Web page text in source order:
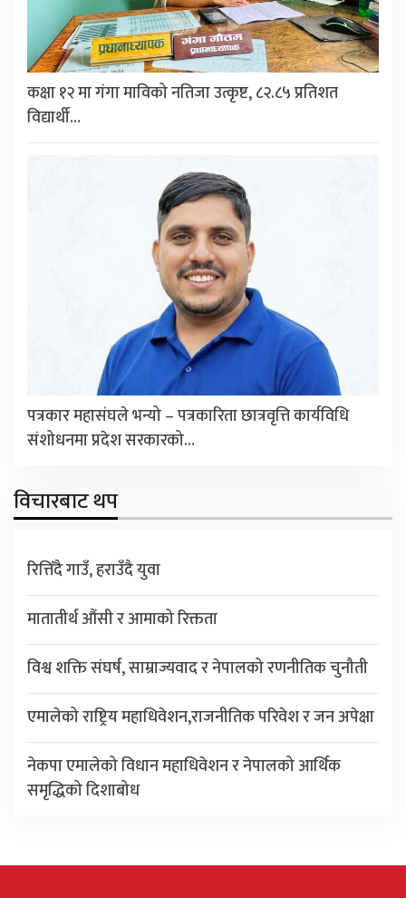
कक्षा १२ मा गंगा माविको नतिजा उत्कृष्ट, ८२.८५ प्रतिशत
विद्यार्थी…
पत्रकार महासंघले भन्यो – पत्रकारिता छात्रवृत्ति कार्यविधि
संशोधनमा प्रदेश सरकारको…
विचारबाट थप
रित्तिँदै गाउँ, हराउँदै युवा
मातातीर्थ औंसी र आमाको रिक्तता
विश्व शक्ति संघर्ष, साम्राज्यवाद र नेपालको रणनीतिक चुनौती
एमालेको राष्ट्रिय महाधिवेशन,राजनीतिक परिवेश र जन अपेक्षा
नेकपा एमालेको विधान महाधिवेशन र नेपालको आर्थिक
समृद्धिको दिशाबोध